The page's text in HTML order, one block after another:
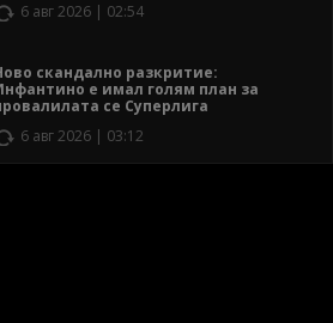
6 авг 2026 | 02:54
скандално разкритие:
е имал голям план за
се Суперлига
6 авг 2026 | 03:12